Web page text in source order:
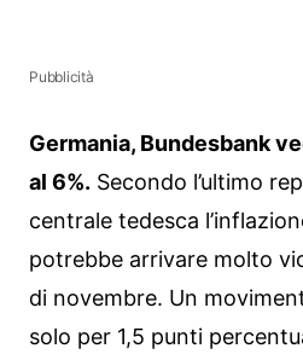
Pubblicità
Germania, Bundesbank
al 6%. Secondo l’ultimo
centrale tedesca
potrebbe arrivare molto
di novembre. Un
solo per 1,5 punti